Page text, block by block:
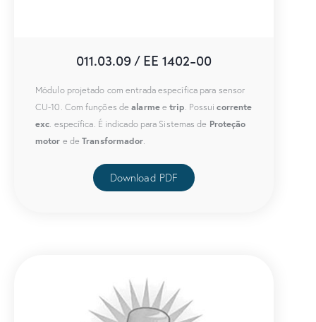
011.03.09 / EE 1402-00
Módulo projetado com entrada específica para sensor
CU-10. Com funções dealarmeetrip. Possuicorrente
exc. específica. É indicado para Sistemas de Proteção
motor e deTransformador.
Download PDF